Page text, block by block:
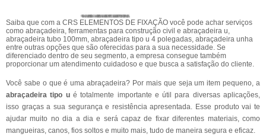
Saiba que com a CRS ELEMENTOS DE FIXAÇÃO você pode achar serviços
como abraçadeira, ferramentas para construção civil e abraçadeira u,
abraçadeira tubo 100mm, abraçadeira tipo u 4 polegadas, abraçadeira unha
entre outras opções que são oferecidas para a sua necessidade. Se
diferenciado dentro de seu segmento, a empresa consegue também
proporcionar um atendimento cuidadoso e que busca a satisfação do cliente.
Você sabe o que é uma abraçadeira? Por mais que seja um item pequeno, a
abraçadeira tipo ué totalmente importante e útil para diversas aplicações,
isso graças a sua segurança e resistência apresentada. Esse produto vai te
ajudar muito no dia a dia e será capaz de fixar diferentes materiais, como
mangueiras, canos, fios soltos e muito mais, tudo de maneira segura e eficaz.